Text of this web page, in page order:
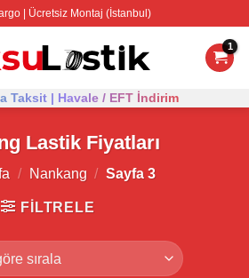
| Ücretsiz Montaj (İstanbul)
Taksit | Havale / EFT İndirim
Lastik Fiyatları
/ Nankang / Sayfa 3
FILTRELE